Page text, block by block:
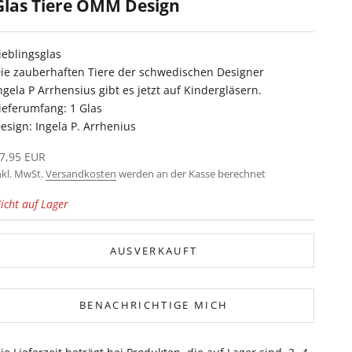
Tiere OMM Design
zauberhaften Tiere der schwedischen Designer
P Arrhensius gibt es jetzt auf Kindergläsern.
1 Glas
Ingela P. Arrhenius
EUR
MwSt.Versandkosten werden an der Kasse berechnet
auf Lager
AUSVERKAUFT
BENACHRICHTIGE MICH